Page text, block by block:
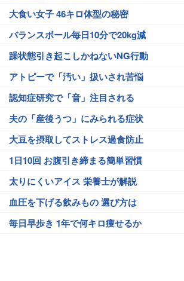
大食い女子 46キロ体型の秘密
バランスボール毎日10分で20kg減
躁状態引き起こしかねないNG行動
アトピーで「汚い」扱いされ苦悩
認知症研究で「音」注目される
夫の「産後うつ」にみられる症状
大豆を摂取してストレス過食防止
1日10回 お腹引き締まる簡単習慣
太りにくいアイス 栄養士が解説
血圧を下げる飲みもの 選び方は
毎日早歩き 1年で何キロ痩せるか